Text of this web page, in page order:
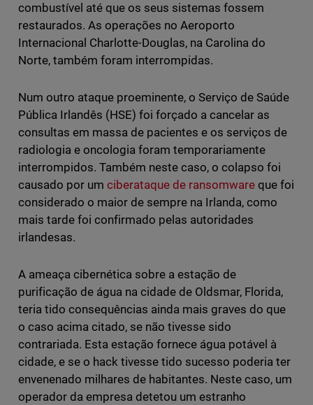
combustível até que os seus sistemas fossem
restaurados. As operações no Aeroporto
Internacional Charlotte-Douglas, na Carolina do
Norte, também foram interrompidas.
Num outro ataque proeminente, o Serviço de Saúde
Pública Irlandês (HSE) foi forçado a cancelar as
consultas em massa de pacientes e os serviços de
radiologia e oncologia foram temporariamente
interrompidos. Também neste caso, o colapso foi
causado por um ciberataque de ransomware que foi
considerado o maior de sempre na Irlanda, como
mais tarde foi confirmado pelas autoridades
irlandesas.
A ameaça cibernética sobre a estação de
purificação de água na cidade de Oldsmar, Florida,
teria tido consequências ainda mais graves do que
o caso acima citado, se não tivesse sido
contrariada. Esta estação fornece água potável à
cidade, e se o hack tivesse tido sucesso poderia ter
envenenado milhares de habitantes. Neste caso, um
operador da empresa detetou um estranho